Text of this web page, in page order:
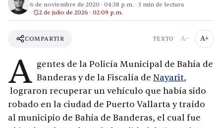
6 de noviembre de 2020 · 04:38 p.m. · 3 min de lectura
2 de julio de 2026 · 02:09 p.m.
COMPARTIR TEXTO A− A+
A gentes de la Policía Municipal de Bahía de
Banderas y de la Fiscalía de Nayarit,
lograron recuperar un vehículo que había sido
robado en la ciudad de Puerto Vallarta y traído
al municipio de Bahía de Banderas, el cual fue